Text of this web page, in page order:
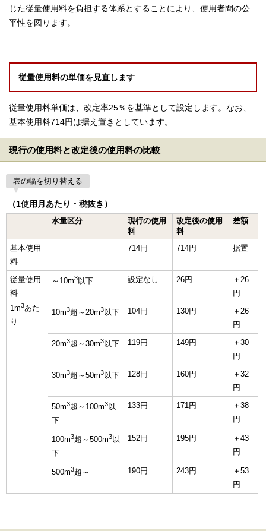
じた従量使用料を負担する体系とすることにより、使用者間の公
平性を図ります。
従量使用料の単価を見直します
従量使用料単価は、改定率25％を基準として設定します。なお、
基本使用料714円は据え置きとしています。
現行の使用料と改定後の使用料の比較
表の幅を切り替える
（1使用月あたり・税抜き）
水量区分
現行の使用
料
改定後の使用
料
差額
基本使用
料
714円 714円 据置
従量使用
料
1m3あた
り
～10m3以下 設定なし 26円
＋26
円
10m3超～20m3以下 104円 130円
＋26
円
20m3超～30m3以下 119円 149円
＋30
円
30m3超～50m3以下 128円 160円
＋32
円
50m3超～100m3以
下
133円 171円
＋38
円
100m3超～500m3以
下
152円 195円
＋43
円
500m3超～ 190円 243円
＋53
円